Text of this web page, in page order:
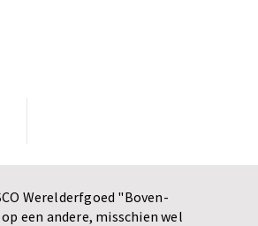
Werelderfgoed "Boven-
een andere, misschien wel